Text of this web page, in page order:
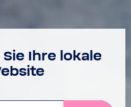
Ihre lokale